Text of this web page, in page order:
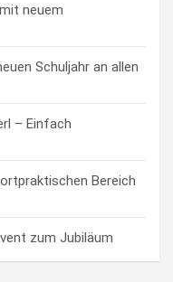
neuem
Schuljahr an allen
– Einfach
Bereich
zum Jubiläum